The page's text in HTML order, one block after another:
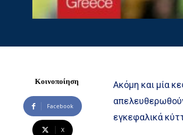
Κοινοποίηση
Facebook
X
Ακόμη και μία
εγκεφαλικά